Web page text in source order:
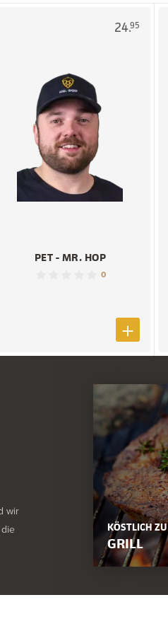
24.95
PET - MR. HOP
0
wir
KÖSTLICH ZU
GRILL